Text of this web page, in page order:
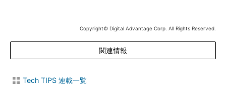
フォルトでは、shell以下のキーは存在しないので新規作成するこ
「Program Files」フォルダの下にインストールされるが、何ら
Copyright© Digital Advantage Corp. All Rights Reserved.
関連情報
Tech TIPS 連載一覧